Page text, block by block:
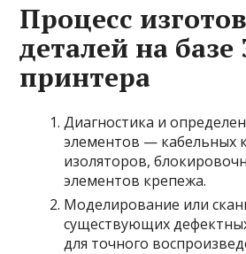
Процесс
деталей на базе
принтера
Диагностика и
элементов — кабельных
изоляторов,
элементов крепежа.
Моделирование или
существующих
для точного